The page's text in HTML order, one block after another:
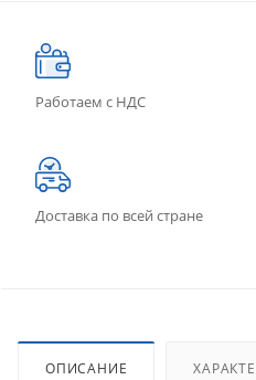
Работаем с НДС
Доставка по всей стране
ОПИСАНИЕ